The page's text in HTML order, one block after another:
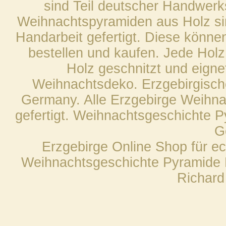
sind Teil deutscher
Weihnachtspyramiden aus Holz
Handarbeit gefertigt. Diese
bestellen und kaufen. Jede
Holz geschnitzt und
Weihnachtsdeko.
Germany. Alle Erzgebirge
gefertigt. Weihnachtsgeschichte
Erzgebirge Online Shop für
Weihnachtsgeschichte